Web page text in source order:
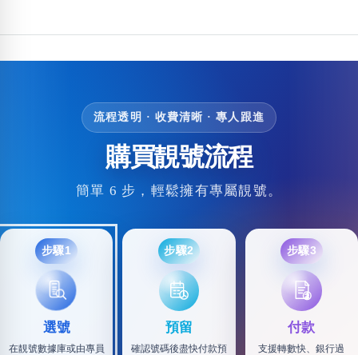
流程透明 · 收費清晰 · 專人跟進
購買靚號流程
簡單 6 步，輕鬆擁有專屬靚號。
步驟1
選號
在靚號數據庫或由專員
步驟2
預留
確認號碼後盡快付款預
步驟3
付款
支援轉數快、銀行過